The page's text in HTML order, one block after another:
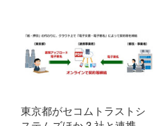
東京都がセコムトラストシ